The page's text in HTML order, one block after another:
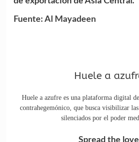
Fuente: Al Mayadeen
Huele a
Huele a azufre es una plataforma digital
contrahegemónico, que busca visibilizar
silenciados por el poder
Spread the love